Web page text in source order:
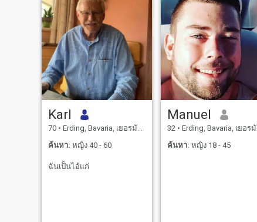
Karl
70 • Erding, Bavaria, เยอรมันนี
ค้นหา: หญิง 40 - 60
ฉันเป็นไอ้แก่
Manuel
32 • Erding, Bavaria, เยอรมันนี
ค้นหา: หญิง 18 - 45